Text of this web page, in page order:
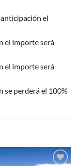
anticipación el
el importe será
el importe será
se perderá el 100%